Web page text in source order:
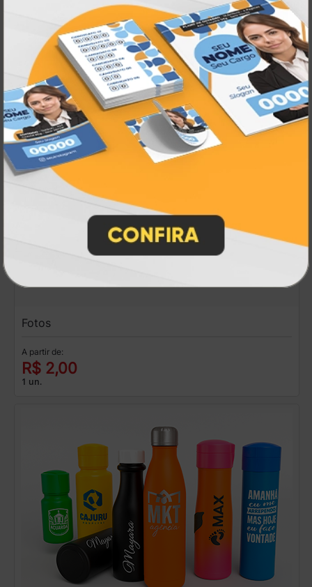
Ecobag Personalizada
A partir de:
R$ 64,90
5 un.
Fotos
A partir de:
R$ 2,00
1 un.